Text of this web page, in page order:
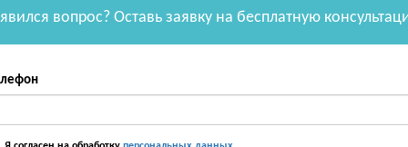
вопрос? Оставь заявку на бесплатную